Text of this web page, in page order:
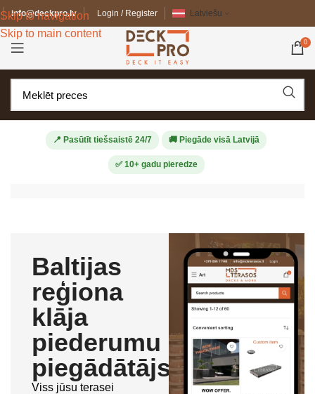
Skip to navigation
Skip to main content
info@deckpro.lv Login / Register Latviešu
0
📍 Pasūtīt tiešsaistē 24/7 🚚 Piegāde visā Latvijā
✅ 10+ gadu pieredze
Baltijas
reģiona
klāja
piederumu
piegādātājs
Viss jūsu terasei